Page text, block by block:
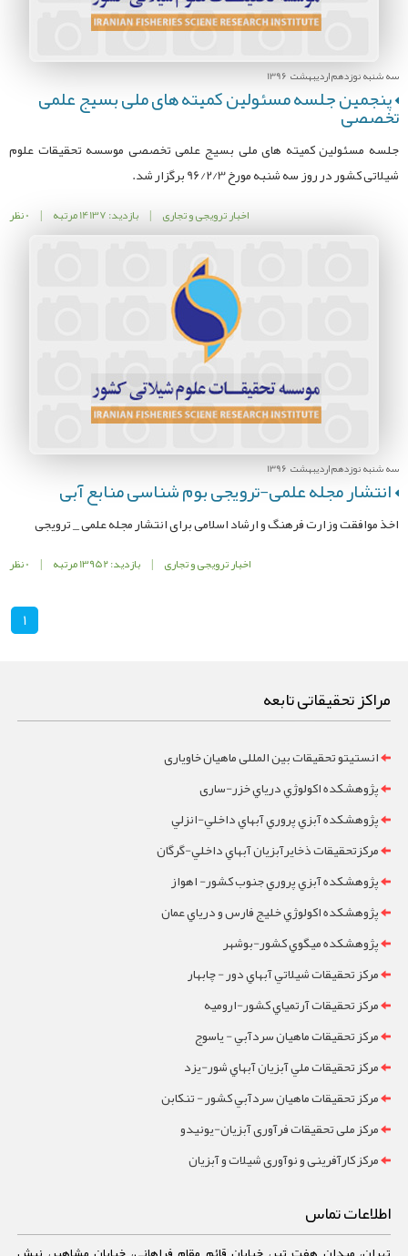
سه شنبه نوزدهم اردیبهشت 1396
پنجمین جلسه مسئولین کمیته های ملی بسیج علمی
تخصصی
جلسه مسئولین کمیته های ملی بسیج علمی تخصصی موسسه تحقیقات علوم
شیلاتی کشور در روز سه شنبه مورخ 96/2/3 برگزار شد.
اخبار ترویجی و تجاری | بازدید: 14137 مرتبه | 0 نظر
سه شنبه نوزدهم اردیبهشت 1396
انتشار مجله علمی-ترویجی بوم شناسی منابع آبی
اخذ موافقت وزارت فرهنگ و ارشاد اسلامی برای انتشار مجله علمی _ ترویجی
اخبار ترویجی و تجاری | بازدید: 13952 مرتبه | 0 نظر
1
مراکز تحقیقاتی تابعه
انستیتو تحقیقات بین المللی ماهیان خاویاری
پژوهشکده اکولوژي درياي خزر-ساری
پژوهشکده آبزي پروري آبهاي داخلي-انزلي
مرکزتحقيقات ذخايرآبزيان آبهاي داخلي-گرگان
پژوهشکده آبزي پروري جنوب کشور- اهواز
پژوهشکده اکولوژي خليج فارس و درياي عمان
پژوهشکده ميگوي کشور-بوشهر
مرکز تحقيقات شيلاتي آبهاي دور - چابهار
مرکز تحقيقات آرتمياي کشور-ارومیه
مرکز تحقيقات ماهيان سردآبي - ياسوج
مرکز تحقيقات ملي آبزيان آبهاي شور-یزد
مرکز تحقيقات ماهيان سردآبي کشور - تنکابن
مرکز ملی تحقیقات فرآوری آبزیان-یونیدو
مرکز کارآفرینی و نوآوری شیلات و آبزیان
اطلاعات تماس